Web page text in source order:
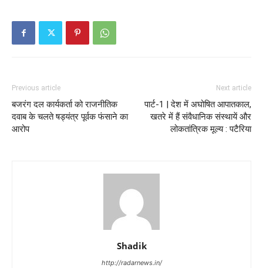
Previous article
बजरंग दल कार्यकर्ता को राजनीतिक
दवाब के चलते षड्यंत्र पूर्वक फंसाने का
आरोप
Next article
पार्ट-1 | देश में अघोषित आपातकाल,
खतरे में हैं संवैधानिक संस्थायें और
लोकतांत्रिक मूल्य : पटैरिया
Shadik
http://radarnews.in/